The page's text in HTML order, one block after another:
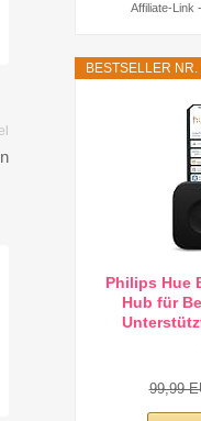
Affiliate-Link
BESTSELLER NR.
Philips Hue
Hub für
99,99